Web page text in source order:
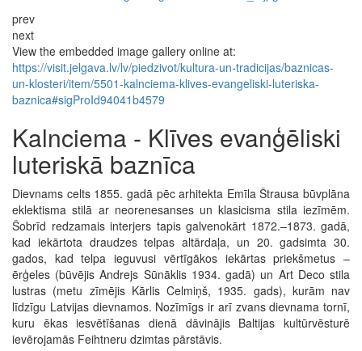
prev
next
View the embedded image gallery online at:
https://visit.jelgava.lv/lv/piedzivot/kultura-un-tradicijas/baznicas-
un-klosteri/item/5501-kalnciema-klives-evangeliski-luteriska-
baznica#sigProId94041b4579
Kalnciema - Klīves evanģēliski
luteriskā baznīca
Dievnams celts 1855. gadā pēc arhitekta Emīla Štrausa būvplāna
eklektisma stilā ar neorenesanses un klasicisma stila iezīmēm.
Šobrīd redzamais interjers tapis galvenokārt 1872.–1873. gadā,
kad iekārtota draudzes telpas altārdaļa, un 20. gadsimta 30.
gados, kad telpa ieguvusi vērtīgākos iekārtas priekšmetus –
ērģeles (būvējis Andrejs Sūnāklis 1934. gadā) un Art Deco stila
lustras (metu zīmējis Kārlis Celmiņš, 1935. gads), kurām nav
līdzīgu Latvijas dievnamos. Nozīmīgs ir arī zvans dievnama tornī,
kuru ēkas iesvētīšanas dienā dāvinājis Baltijas kultūrvēsturē
ievērojamās Feihtneru dzimtas pārstāvis.